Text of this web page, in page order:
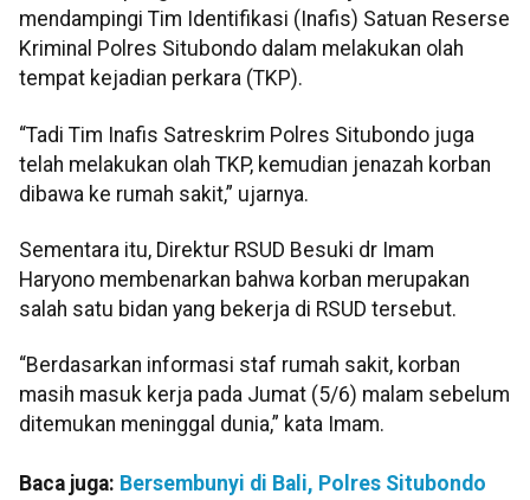
mendampingi Tim Identifikasi (Inafis) Satuan Reserse
Kriminal Polres Situbondo dalam melakukan olah
tempat kejadian perkara (TKP).
“Tadi Tim Inafis Satreskrim Polres Situbondo juga
telah melakukan olah TKP, kemudian jenazah korban
dibawa ke rumah sakit,” ujarnya.
Sementara itu, Direktur RSUD Besuki dr Imam
Haryono membenarkan bahwa korban merupakan
salah satu bidan yang bekerja di RSUD tersebut.
“Berdasarkan informasi staf rumah sakit, korban
masih masuk kerja pada Jumat (5/6) malam sebelum
ditemukan meninggal dunia,” kata Imam.
Baca juga: Bersembunyi di Bali, Polres Situbondo